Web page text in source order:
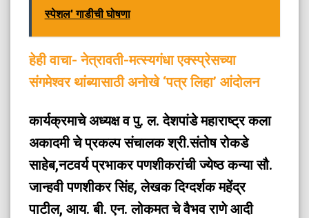
स्पेशल' गाडीची घोषणा
हेही वाचा-नेत्रावती-मत्स्यगंधा एक्स्प्रेसच्या
संगमेश्वर थांब्यासाठी अनोखे ‘पत्र लिहा’ आंदोलन
कार्यक्रमाचे अध्यक्ष व पु. ल. देशपांडे महाराष्ट्र कला
अकादमी चे प्रकल्प संचालक श्री.संतोष रोकडे
साहेब,नटवर्य प्रभाकर पणशीकरांची ज्येष्ठ कन्या सौ.
जान्हवी पणशीकर सिंह, लेखक दिग्दर्शक महेंद्र
पाटील, आय. बी. एन. लोकमत चे वैभव राणे आदी